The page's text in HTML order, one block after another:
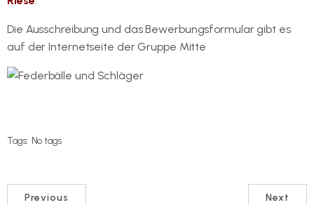
Die Ausschreibung und das Bewerbungsformular gibt es
auf der Internetseite der Gruppe Mitte
Tags: No tags
Previous Next